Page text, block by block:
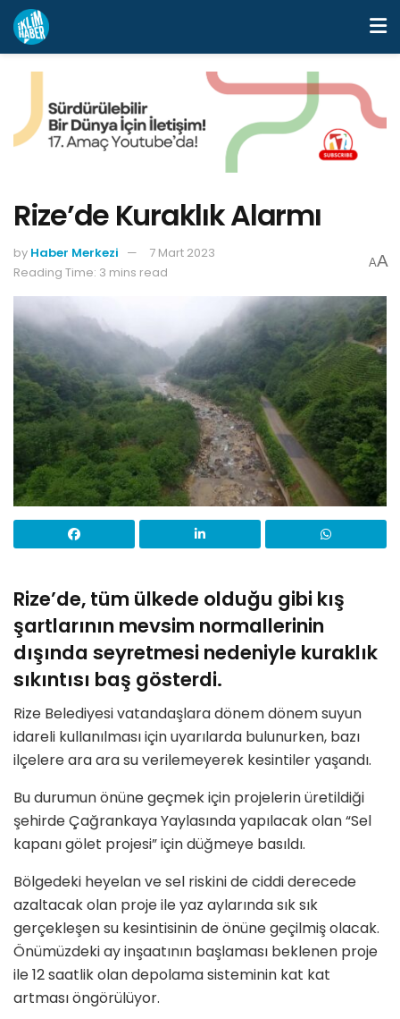
Rize’de Kuraklık Alarmı
by Haber Merkezi
7 Mart 2023
Reading Time: 3 mins read
AA
Rize’de, tüm ülkede olduğu gibi kış
şartlarının mevsim normallerinin
dışında seyretmesi nedeniyle kuraklık
sıkıntısı baş gösterdi.
Rize Belediyesi vatandaşlara dönem dönem suyun
idareli kullanılması için uyarılarda bulunurken, bazı
ilçelere ara ara su verilemeyerek kesintiler yaşandı.
Bu durumun önüne geçmek için projelerin üretildiği
şehirde Çağrankaya Yaylasında yapılacak olan “Sel
kapanı gölet projesi” için düğmeye basıldı.
Bölgedeki heyelan ve sel riskini de ciddi derecede
azaltacak olan proje ile yaz aylarında sık sık
gerçekleşen su kesintisinin de önüne geçilmiş olacak.
Önümüzdeki ay inşaatının başlaması beklenen proje
ile 12 saatlik olan depolama sisteminin kat kat
artması öngörülüyor.